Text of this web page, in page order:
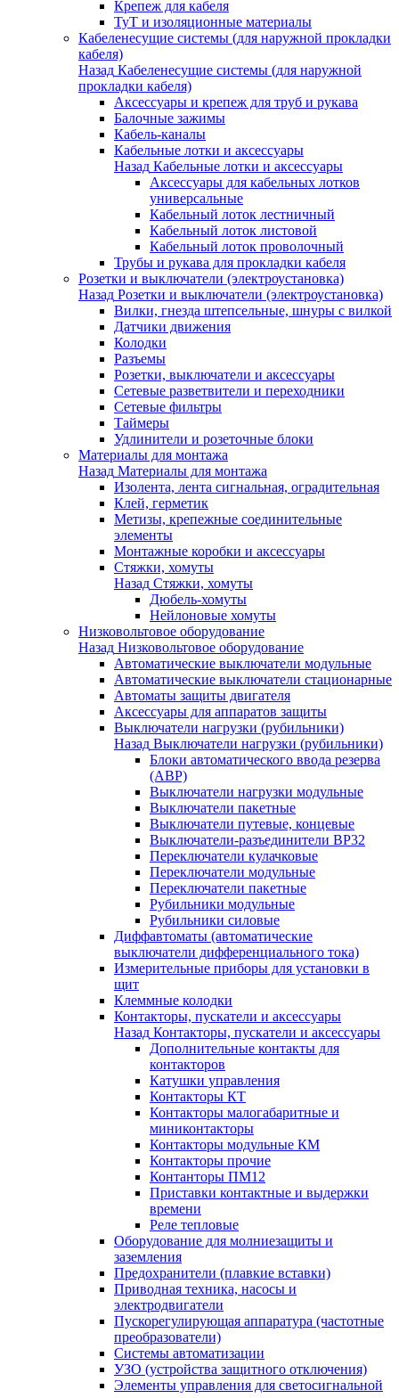
Крепеж для кабеля
ТуТ и изоляционные материалы
Кабеленесущие системы (для наружной прокладки
кабеля)
Назад Кабеленесущие системы (для наружной
прокладки кабеля)
Аксессуары и крепеж для труб и рукава
Балочные зажимы
Кабель-каналы
Кабельные лотки и аксессуары
Назад Кабельные лотки и аксессуары
Аксессуары для кабельных лотков
универсальные
Кабельный лоток лестничный
Кабельный лоток листовой
Кабельный лоток проволочный
Трубы и рукава для прокладки кабеля
Розетки и выключатели (электроустановка)
Назад Розетки и выключатели (электроустановка)
Вилки, гнезда штепсельные, шнуры с вилкой
Датчики движения
Колодки
Разъемы
Розетки, выключатели и аксессуары
Сетевые разветвители и переходники
Сетевые фильтры
Таймеры
Удлинители и розеточные блоки
Материалы для монтажа
Назад Материалы для монтажа
Изолента, лента сигнальная, оградительная
Клей, герметик
Метизы, крепежные соединительные
элементы
Монтажные коробки и аксессуары
Стяжки, хомуты
Назад Стяжки, хомуты
Дюбель-хомуты
Нейлоновые хомуты
Низковольтовое оборудование
Назад Низковольтовое оборудование
Автоматические выключатели модульные
Автоматические выключатели стационарные
Автоматы защиты двигателя
Аксессуары для аппаратов защиты
Выключатели нагрузки (рубильники)
Назад Выключатели нагрузки (рубильники)
Блоки автоматического ввода резерва
(АВР)
Выключатели нагрузки модульные
Выключатели пакетные
Выключатели путевые, концевые
Выключатели-разъединители ВР32
Переключатели кулачковые
Переключатели модульные
Переключатели пакетные
Рубильники модульные
Рубильники силовые
Диффавтоматы (автоматические
выключатели дифференциального тока)
Измерительные приборы для установки в
щит
Клеммные колодки
Контакторы, пускатели и аксессуары
Назад Контакторы, пускатели и аксессуары
Дополнительные контакты для
контакторов
Катушки управления
Контакторы КТ
Контакторы малогабаритные и
миниконтакторы
Контакторы модульные КМ
Контакторы прочие
Контанторы ПМ12
Приставки контактные и выдержки
времени
Реле тепловые
Оборудование для молниезащиты и
заземления
Предохранители (плавкие вставки)
Приводная техника, насосы и
электродвигатели
Пускорегулирующая аппаратура (частотные
преобразователи)
Системы автоматизации
УЗО (устройства защитного отключения)
Элементы управления для светосигнальной